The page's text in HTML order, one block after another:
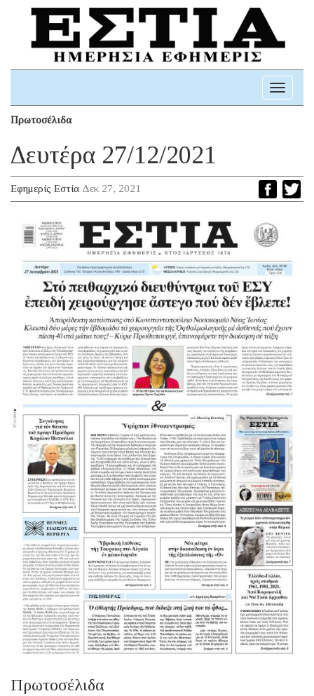
Toggle
Πρωτοσέλιδα
Δευτέρα 27/12/2021
Εφημερίς Εστία Δεκ 27, 2021
Πρωτοσέλιδα